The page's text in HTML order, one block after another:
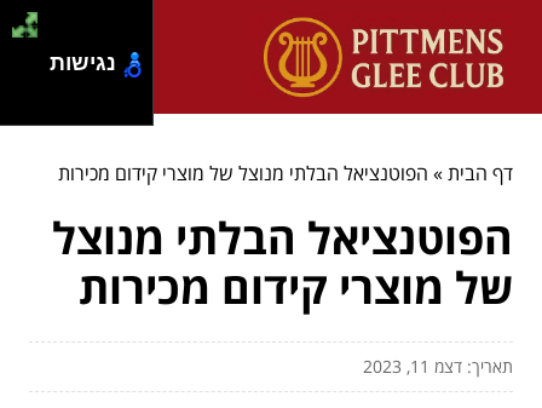
דף הבית» הפוטנציאל הבלתי מנוצל של מוצרי קידום מכירות
הפוטנציאל הבלתי מנוצל
של מוצרי קידום מכירות
תאריך: דצמ 11, 2023
נגישות